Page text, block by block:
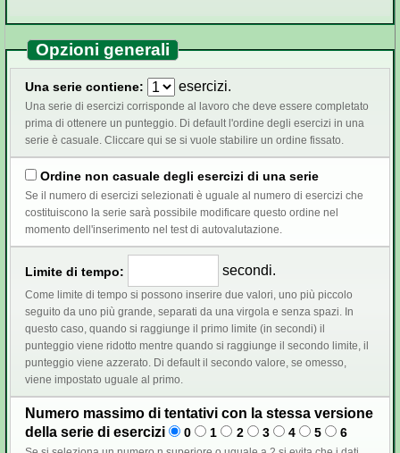
Opzioni generali
Una serie contiene: esercizi.
Una serie di esercizi corrisponde al lavoro che deve essere completato
prima di ottenere un punteggio. Di default l'ordine degli esercizi in una
serie è casuale. Cliccare qui se si vuole stabilire un ordine fissato.
Ordine non casuale degli esercizi di una serie
Se il numero di esercizi selezionati è uguale al numero di esercizi che
costituiscono la serie sarà possibile modificare questo ordine nel
momento dell'inserimento nel test di autovalutazione.
Limite di tempo: secondi.
Come limite di tempo si possono inserire due valori, uno più piccolo
seguito da uno più grande, separati da una virgola e senza spazi. In
questo caso, quando si raggiunge il primo limite (in secondi) il
punteggio viene ridotto mentre quando si raggiunge il secondo limite, il
punteggio viene azzerato. Di default il secondo valore, se omesso,
viene impostato uguale al primo.
Numero massimo di tentativi con la stessa versione
della serie di esercizi
0 1 2 3 4 5 6